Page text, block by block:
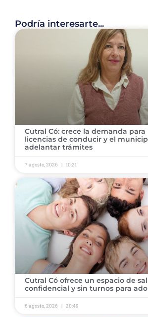
Podría interesarte...
Cutral Có: crece la demanda
licencias de conducir y el
adelantar trámites
7 agosto, 2026 10:21
Cutral Có ofrece un espacio de
confidencial y sin turnos para
6 agosto, 2026 20:49